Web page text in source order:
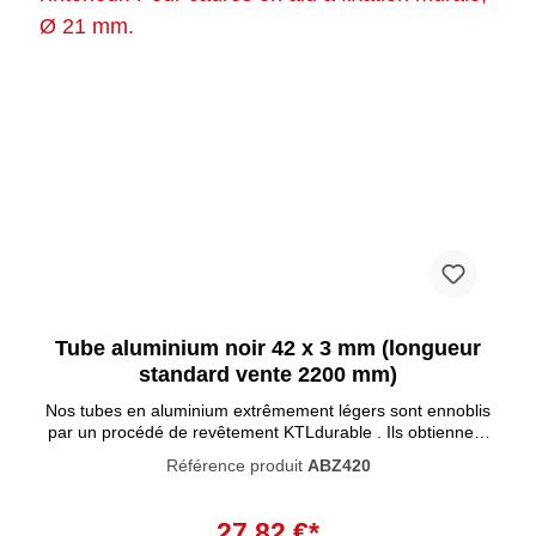
Tube aluminium noir 42 x 3 mm (longueur
standard vente 2200 mm)
Nos tubes en aluminium extrêmement légers sont ennoblis
par un procédé de revêtement KTLdurable . Ils obtiennent
tubes sont également plus résistants aux rayures et aux
Référence produit ABZ420